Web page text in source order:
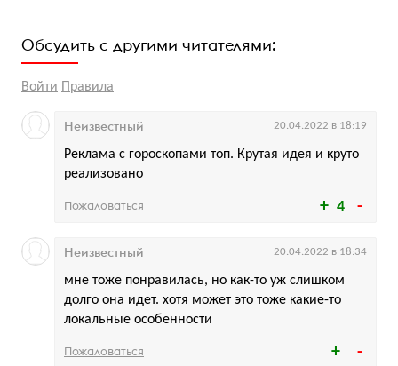
Обсудить с другими читателями:
Войти Правила
4
Реклама с гороскопами топ. Крутая идея и круто
реализовано
Неизвестный 20.04.2022 в 18:19
Пожаловаться
мне тоже понравилась, но как-то уж слишком
долго она идет. хотя может это тоже какие-то
локальные особенности
Неизвестный 20.04.2022 в 18:34
Пожаловаться